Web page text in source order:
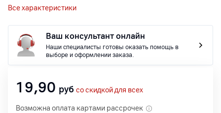
Все характеристики
Ваш консультант онлайн
Наши специалисты готовы оказать помощь в
выборе и оформлении заказа.
19,90 руб со скидкой для всех
Возможна оплата картами рассрочек